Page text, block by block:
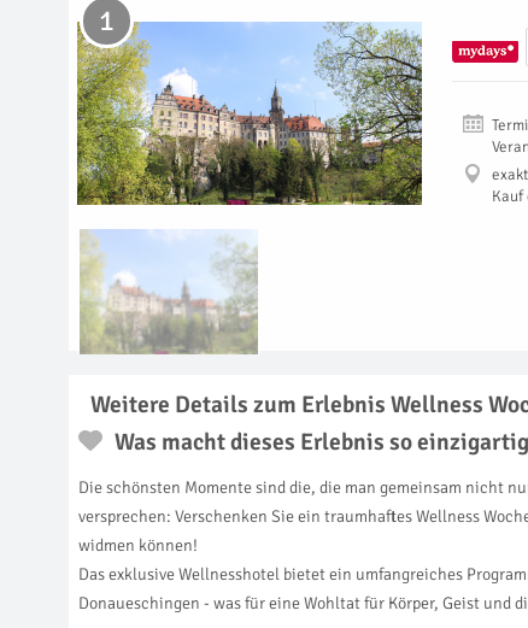
1
Kauf
Weitere Details zum Erlebnis Wellness
Was macht dieses Erlebnis so
Die schönsten Momente sind die, die man gemeinsam nicht
versprechen: Verschenken Sie ein traumhaftes Wellness
widmen können!
Das exklusive Wellnesshotel bietet ein umfangreiches
Donaueschingen - was für eine Wohltat für Körper, Geist und